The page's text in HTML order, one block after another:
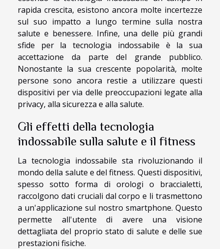
rapida crescita, esistono ancora molte incertezze
sul suo impatto a lungo termine sulla nostra
salute e benessere. Infine, una delle più grandi
sfide per la tecnologia indossabile è la sua
accettazione da parte del grande pubblico.
Nonostante la sua crescente popolarità, molte
persone sono ancora restie a utilizzare questi
dispositivi per via delle preoccupazioni legate alla
privacy, alla sicurezza e alla salute.
Gli effetti della tecnologia
indossabile sulla salute e il fitness
La tecnologia indossabile sta rivoluzionando il
mondo della salute e del fitness. Questi dispositivi,
spesso sotto forma di orologi o braccialetti,
raccolgono dati cruciali dal corpo e li trasmettono
a un'applicazione sul nostro smartphone. Questo
permette all'utente di avere una visione
dettagliata del proprio stato di salute e delle sue
prestazioni fisiche.